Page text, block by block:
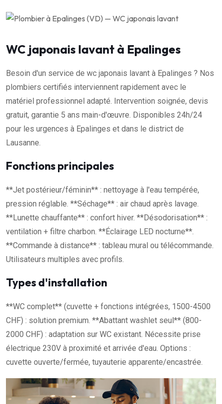
WC japonais lavant à Epalinges
Besoin d'un service de wc japonais lavant à Epalinges ? Nos
plombiers certifiés interviennent rapidement avec le
matériel professionnel adapté. Intervention soignée, devis
gratuit, garantie 5 ans main-d'œuvre. Disponibles 24h/24
pour les urgences à Epalinges et dans le district de
Lausanne.
Fonctions principales
**Jet postérieur/féminin** : nettoyage à l'eau tempérée,
pression réglable. **Séchage** : air chaud après lavage.
**Lunette chauffante** : confort hiver. **Désodorisation** :
ventilation + filtre charbon. **Éclairage LED nocturne**.
**Commande à distance** : tableau mural ou télécommande.
Utilisateurs multiples avec profils.
Types d'installation
**WC complet** (cuvette + fonctions intégrées, 1500-4500
CHF) : solution premium. **Abattant washlet seul** (800-
2000 CHF) : adaptation sur WC existant. Nécessite prise
électrique 230V à proximité et arrivée d'eau. Options :
cuvette ouverte/fermée, tuyauterie apparente/encastrée.